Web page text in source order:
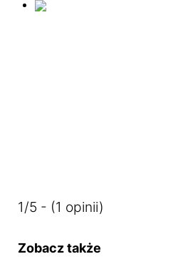
1/5 - (1 opinii)
Zobacz także